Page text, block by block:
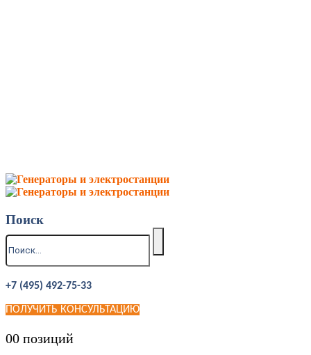
Поиск
+7 (495) 492-75-33
ПОЛУЧИТЬ КОНСУЛЬТАЦИЮ
00 позиций